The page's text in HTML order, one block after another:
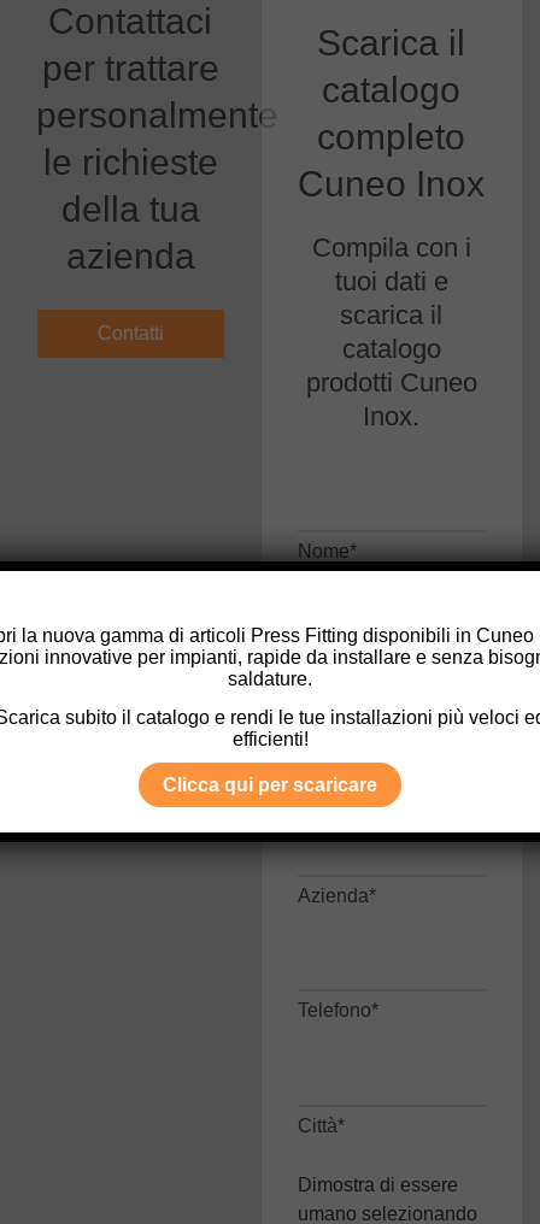
Contattaci
per trattare
personalmente
le richieste
della tua
azienda
Contatti
Scarica il
catalogo
completo
Cuneo Inox
Compila con i
tuoi dati e
scarica il
catalogo
prodotti Cuneo
Inox.
Nome*
Cognome*
Email*
Azienda*
Telefono*
Città*
Dimostra di essere
umano selezionando
la nuova gamma di articoli Press Fitting disponibili in Cuneo
innovative per impianti, rapide da installare e senza
saldature.
subito il catalogo e rendi le tue installazioni più veloci
efficienti!
Clicca qui per scaricare